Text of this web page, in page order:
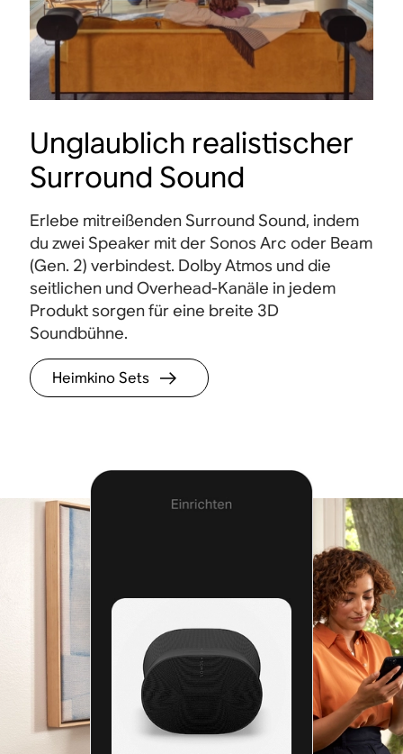
Unglaublich realistischer
Surround Sound
Erlebe mitreißenden Surround Sound, indem
du zwei Speaker mit der Sonos Arc oder Beam
(Gen. 2) verbindest. Dolby Atmos und die
seitlichen und Overhead-Kanäle in jedem
Produkt sorgen für eine breite 3D
Soundbühne.
Heimkino Sets